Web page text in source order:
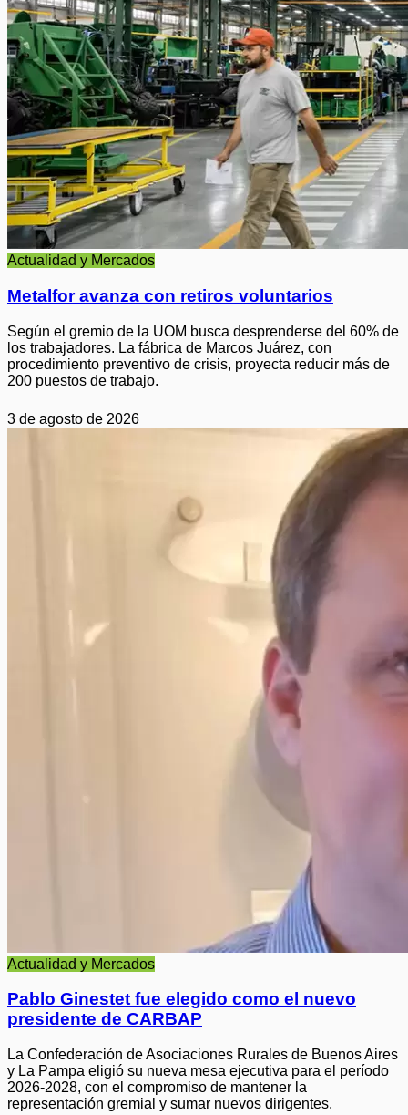
Actualidad y Mercados
Metalfor avanza con retiros voluntarios
Según el gremio de la UOM busca desprenderse del 60% de
los trabajadores. La fábrica de Marcos Juárez, con
procedimiento preventivo de crisis, proyecta reducir más de
200 puestos de trabajo.
3 de agosto de 2026
Actualidad y Mercados
Pablo Ginestet fue elegido como el nuevo
presidente de CARBAP
La Confederación de Asociaciones Rurales de Buenos Aires
y La Pampa eligió su nueva mesa ejecutiva para el período
2026-2028, con el compromiso de mantener la
representación gremial y sumar nuevos dirigentes.